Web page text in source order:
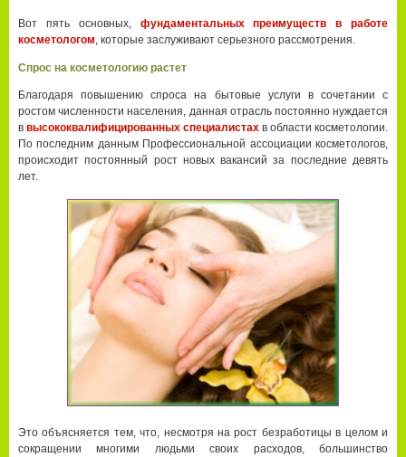
Вот пять основных, фундаментальных преимуществ в работе
косметологом, которые заслуживают серьезного рассмотрения.
Спрос на косметологию растет
Благодаря повышению спроса на бытовые услуги в сочетании с
ростом численности населения, данная отрасль постоянно нуждается
в высококвалифицированных специалистах в области косметологии.
По последним данным Профессиональной ассоциации косметологов,
происходит постоянный рост новых вакансий за последние девять
лет.
Это объясняется тем, что, несмотря на рост безработицы в целом и
сокращении многими людьми своих расходов, большинство